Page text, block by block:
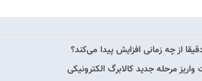
از چه زمانی افزایش پیدا می‌کند؟
مرحله جدید کالابرگ الکترونیکی